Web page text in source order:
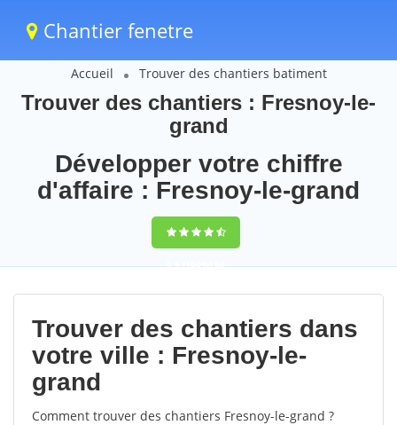
Chantier fenetre
Accueil Trouver des chantiers batiment
Trouver des chantiers : Fresnoy-le-
grand
Développer votre chiffre
d'affaire : Fresnoy-le-grand
9,5(100%)66
votes
Trouver des chantiers dans
votre ville : Fresnoy-le-
grand
Comment trouver des chantiers Fresnoy-le-grand ?